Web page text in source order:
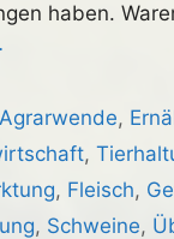
haben.
Agrarwende,
,
, Fleisch,
, Schweine,